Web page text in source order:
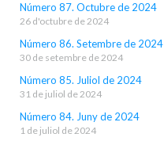
Número 87. Octubre de 2024
26 d'octubre de 2024
Número 86. Setembre de 2024
30 de setembre de 2024
Número 85. Juliol de 2024
31 de juliol de 2024
Número 84. Juny de 2024
1 de juliol de 2024